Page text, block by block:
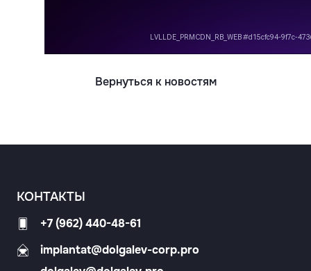
Вернуться к новостям
КОНТАКТЫ
+7 (962) 440-48-61
implantat@dolgalev-corp.pro